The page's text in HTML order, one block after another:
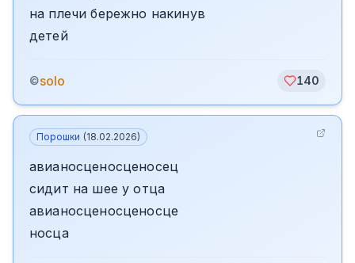
на плечи бережно накинув
детей
©solo 140
Порошки (18.02.2026)
авианосценосценосец
сидит на шее у отца
авианосценосценосце
носца